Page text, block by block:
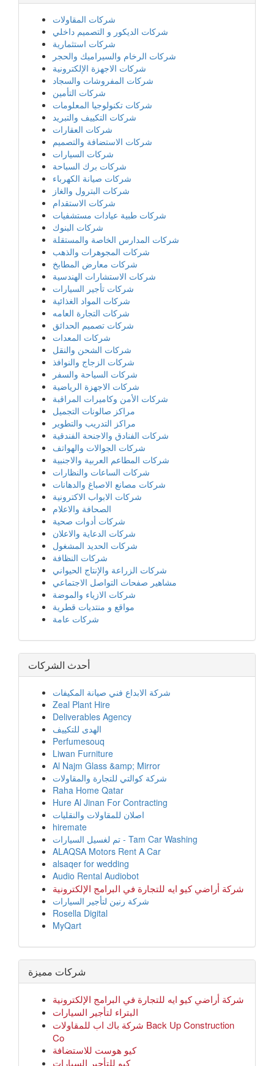
شركات المقاولات
شركات الديكور و التصميم داخلي
شركات استثمارية
شركات الرخام والسيراميك والحجر
شركات الاجهزة الإلكترونية
شركات المفروشات والسجاد
شركات التأمين
شركات تكنولوجيا المعلومات
شركات التكييف والتبريد
شركات العقارات
شركات الاستضافة والتصميم
شركات السيارات
شركات برك السباحة
شركات صيانة الكهرباء
شركات البترول والغاز
شركات الاستقدام
شركات طبية عيادات مستشفيات
شركات البنوك
شركات المدارس الخاصة والمستقلة
شركات المجوهرات والذهب
شركات معارض المطابخ
شركات الاستشارات الهندسية
شركات تأجير السيارات
شركات المواد الغذائية
شركات التجارة العامه
شركات تصميم الحدائق
شركات المعدات
شركات الشحن والنقل
شركات الزجاج والنوافذ
شركات السياحة والسفر
شركات الاجهزة الرياضية
شركات الأمن وكاميرات المراقبة
مراكز صالونات التجميل
مراكز التدريب والتطوير
شركات الفنادق والاجنحة الفندقية
شركات الجوالات والهواتف
شركات المطاعم العربية والاجنبية
شركات الساعات والنظارات
شركات مصانع الاصباغ والدهانات
شركات الابواب الاكترونية
الصحافة والاعلام
شركات أدوات صحية
شركات الدعاية والاعلان
شركات الحديد المشغول
شركات النظافة
شركات الزراعة والإنتاج الحيواني
مشاهير صفحات التواصل الاجتماعي
شركات الازياء والموضة
مواقع و منتديات قطرية
شركات عامة
أحدث الشركات
شركة الابداع فني صيانة المكيفات
Zeal Plant Hire
Deliverables Agency
الهدى للتكييف
Perfumesouq
Liwan Furniture
Al Najm Glass &amp; Mirror
شركة كوالتي للتجارة والمقاولات
Raha Home Qatar
Hure Al Jinan For Contracting
اصلان للمقاولات والنقليات
hiremate
تم لغسيل السيارات - Tam Car Washing
ALAQSA Motors Rent A Car
alsaqer for wedding
Audio Rental Audiobot
شركة أراضي كيو ايه للتجارة في البرامج الإلكترونية
شركة رنين لتأجير السيارات
Rosella Digital
MyQart
شركات مميزة
شركة أراضي كيو ايه للتجارة في البرامج الإلكترونية
البتراء لتأجير السيارات
شركة باك اب للمقاولات Back Up Construction
Co
كيو هوست للاستضافة
كيو للتأجير السيارات